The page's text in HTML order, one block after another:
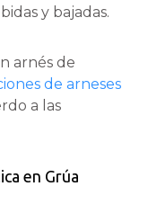
y bajadas.
arnés de
de arneses
a las
en Grúa